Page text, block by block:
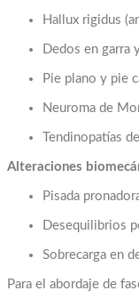
Hallux rigidus
Dedos en garra
Pie plano y pie
Neuroma de
Tendinopatías
Alteraciones
Pisada
Desequilibrios
Sobrecarga en
Para el abordaje de